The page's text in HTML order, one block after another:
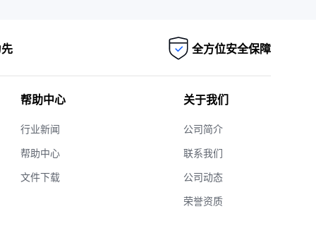
全方位安全保障
帮助中心
行业新闻
帮助中心
文件下载
关于我们
公司简介
联系我们
公司动态
荣誉资质